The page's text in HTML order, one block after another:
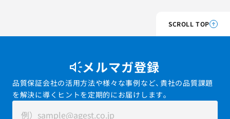
SCROLL TOP
メルマガ登録
品質保証会社の活用方法や様々な事例など、貴社の品質課題
を解決に導くヒントを定期的にお届けします。